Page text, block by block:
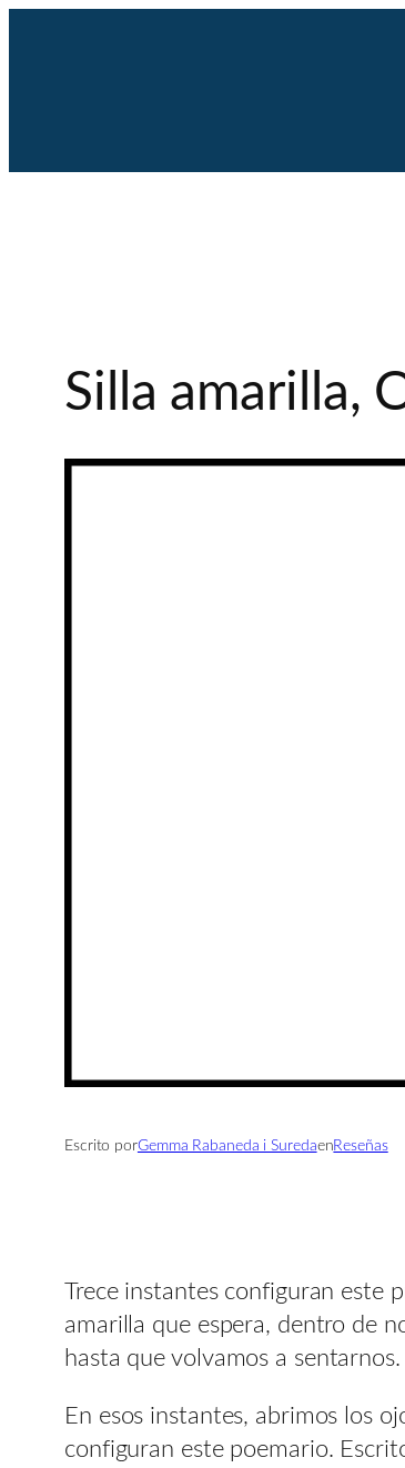
Silla amarilla,
Escrito porGemma Rabaneda i SuredaenReseñas
Trece instantes configuran este
amarilla que espera, dentro de
hasta que volvamos a sentarnos.
En esos instantes, abrimos los
configuran este poemario.